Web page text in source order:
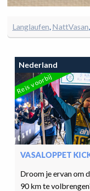
Langlaufen NattVasan
Nederland
Reis voorbij
VASALOPPET
Droom je ervan om
90 km te